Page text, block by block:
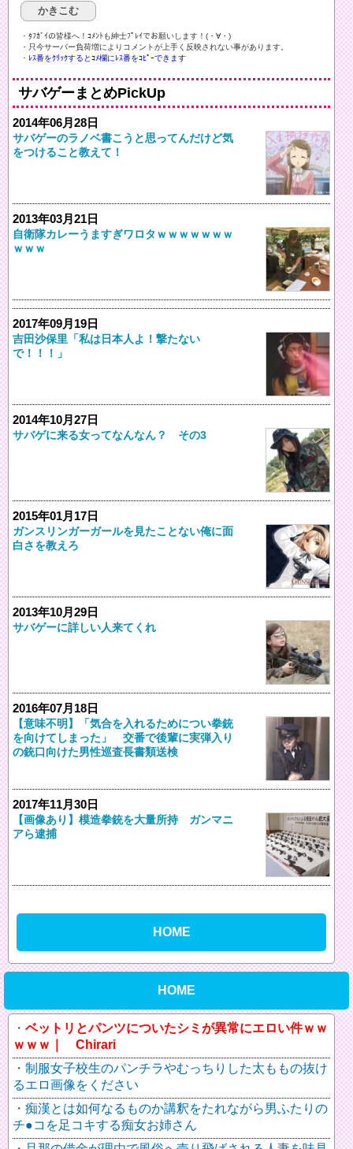
・ﾀﾌｶﾞｲの皆様へ！ｺﾒﾝﾄも紳士ﾌﾟﾚｲでお願いします！(・∀・)ゞ
・只今サーバー負荷増によりコメントが上手く反映されない事があります。
・ﾚｽ番をｸﾘｯｸするとｺﾒ欄にﾚｽ番をｺﾋﾟｰできます
サバゲーまとめPickUp
2014年06月28日
サバゲーのラノベ書こうと思ってんだけど気
をつけること教えて！
2013年03月21日
自衛隊カレーうますぎワロタｗｗｗｗｗｗｗ
ｗｗｗ
2017年09月19日
吉田沙保里「私は日本人よ！撃たない
で！！！」
2014年10月27日
サバゲに来る女ってなんなん？ その3
2015年01月17日
ガンスリンガーガールを見たことない俺に面
白さを教えろ
2013年10月29日
サバゲーに詳しい人来てくれ
2016年07月18日
【意味不明】「気合を入れるためについ拳銃
を向けてしまった」 交番で後輩に実弾入り
の銃口向けた男性巡査長書類送検
2017年11月30日
【画像あり】模造拳銃を大量所持 ガンマニ
アら逮捕
HOME
HOME
ベットリとパンツについたシミが異常にエロい件ｗｗ
ｗｗｗ｜ Chirari
制服女子校生のパンチラやむっちりした太ももの抜け
るエロ画像をください
痴漢とは如何なるものか講釈をたれながら男ふたりの
チ●コを足コキする痴女お姉さん